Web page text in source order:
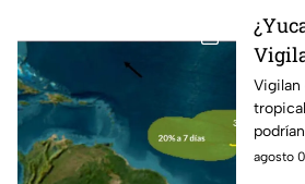
esto
Vigilan
agosto